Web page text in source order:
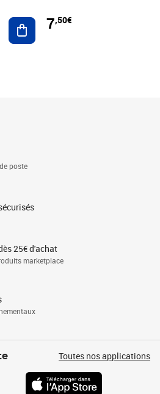
Ajouter au panier
7,50€
poste
25€ d'achat
marketplace
Toutes nos applications